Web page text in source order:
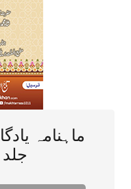
ماہنامہ
جلد 1 شمارہ 4